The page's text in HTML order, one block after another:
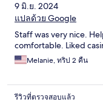
9 มิ.ย. 2024
แปลด้วย Google
Staff was very nice.
comfortable. Liked
Melanie, ทริป 2 คืน
รีวิวที่ตรวจสอบแล้ว